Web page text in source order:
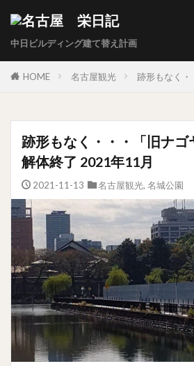
中日ビルディング建て替え計画
HOME 名古屋観光 跡形もなく
跡形もなく・・・「旧ナゴ
解体終了 2021年11月
2021-11-13 名古屋観光, 名城公園